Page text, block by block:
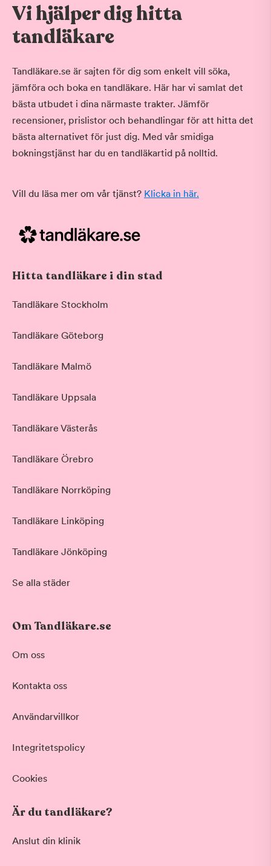
Vi hjälper dig hitta
tandläkare
Tandläkare.se är sajten för dig som enkelt vill söka,
jämföra och boka en tandläkare. Här har vi samlat det
bästa utbudet i dina närmaste trakter. Jämför
recensioner, prislistor och behandlingar för att hitta det
bästa alternativet för just dig. Med vår smidiga
bokningstjänst har du en tandläkartid på nolltid.
Vill du läsa mer om vår tjänst? Klicka in här.
Hitta tandläkare i din stad
Tandläkare Stockholm
Tandläkare Göteborg
Tandläkare Malmö
Tandläkare Uppsala
Tandläkare Västerås
Tandläkare Örebro
Tandläkare Norrköping
Tandläkare Linköping
Tandläkare Jönköping
Se alla städer
Om Tandläkare.se
Om oss
Kontakta oss
Användarvillkor
Integritetspolicy
Cookies
Är du tandläkare?
Anslut din klinik